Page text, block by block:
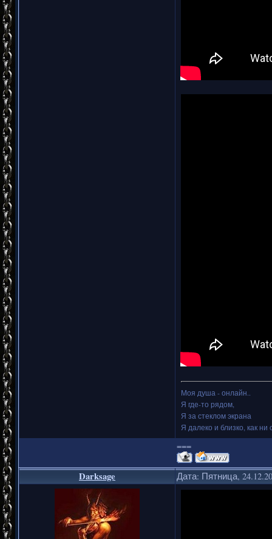
Моя душа - онлайн..
Я где-то рядом,
Я за стеклом экрана
Я далеко и близко, как ни
===
Darksage Дата: Пятница,